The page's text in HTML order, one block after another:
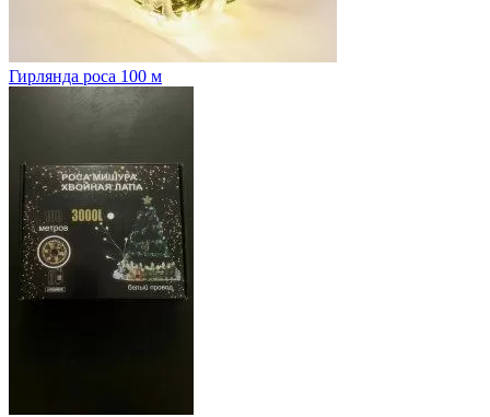
Гирлянда роса 100 м